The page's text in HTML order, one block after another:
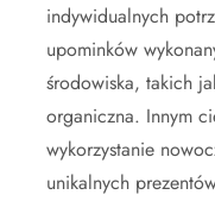
indywidualnych
upominków
środowiska, takich
organiczna. Innym
wykorzystanie
unikalnych